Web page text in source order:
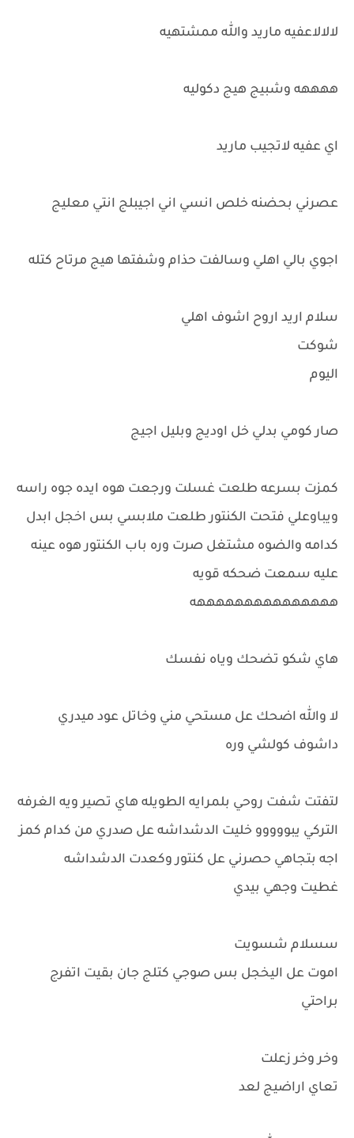
لالالاعفيه ماريد والله ممشتهيه
ههههه وشبيج هيج دكوليه
اي عفيه لاتجيب ماريد
عصرني بحضنه خلص انسي اني اجيبلج انتي معليج
اجوي بالي اهلي وسالفت حذام وشفتها هيج مرتاح كتله
سلام اريد اروح اشوف اهلي
شوكت
اليوم
صار كومي بدلي خل اوديج وبليل اجيج
كمزت بسرعه طلعت غسلت ورجعت هوه ايده جوه راسه
ويباوعلي فتحت الكنتور طلعت ملابسي بس اخجل ابدل
كدامه والضوه مشتغل صرت وره باب الكنتور هوه عينه
عليه سمعت ضحكه قويه
هههههههههههههههه
هاي شكو تضحك وياه نفسك
لا والله اضحك عل مستحي مني وخاتل عود ميدري
داشوف كولشي وره
لتفتت شفت روحي بلمرايه الطويله هاي تصير ويه الغرفه
التركي يبووووو خليت الدشداشه عل صدري من كدام كمز
اجه بتجاهي حصرني عل كنتور وكعدت الدشداشه
غطيت وجهي بيدي
سسلام شسويت
اموت عل اليخجل بس صوجي كتلج جان بقيت اتفرج
براحتي
وخر وخر زعلت
تعاي اراضيج لعد